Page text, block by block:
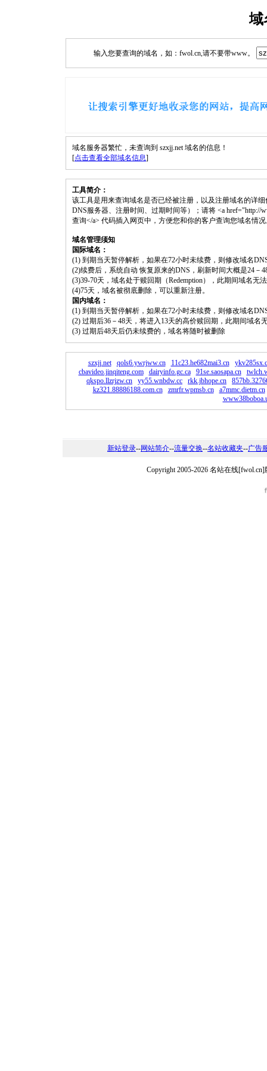
域
输入您要查询的域名，如：fwol.cn,请不要带www。
域名服务器繁忙，未查询到 szxjj.net 域名的信息！
[点击查看全部域名信息]
工具简介：
该工具是用来查询域名是否已经被注册，以及注册域名的详
DNS服务器、注册时间、过期时间等）；请将 <a href="http://
查询</a> 代码插入网页中，方便您和你的客户查询您域名情
域名管理须知
国际域名：
(1) 到期当天暂停解析，如果在72小时未续费，则修改域名
(2)续费后，系统自动 恢复原来的DNS，刷新时间大概是24－
(3)39-70天，域名处于赎回期（Redemption），此期间域名无
(4)75天，域名被彻底删除，可以重新注册。
国内域名：
(1) 到期当天暂停解析，如果在72小时未续费，则修改域名
(2) 过期后36－48天，将进入13天的高价赎回期，此期间域名
(3) 过期后48天后仍未续费的，域名将随时被删除
szxjj.net qols6.ywrjww.cn 11c23.he682mai3.cn
cbavideo.jinqiteng.com
dairyinfo.gc.ca 91se.saosapa.cn
qkspo.llzrjzw.cn
yy55.wnbdw.cc rkk.jbhope.cn
kz321.88886188.com.cn
zmrfr.wpmsb.cn
a7mmc.dietm.cn
新站登录--网站简介--流量交换--名站收藏夹--广告
Copyright 2005-2026 名站在线